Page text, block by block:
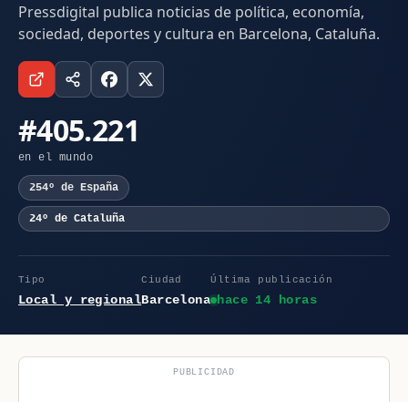
Pressdigital publica noticias de política, economía,
sociedad, deportes y cultura en Barcelona, Cataluña.
#405.221
en el mundo
254º de España
24º de Cataluña
Tipo
Local y regional
Ciudad
Barcelona
Última publicación
hace 14 horas
PUBLICIDAD